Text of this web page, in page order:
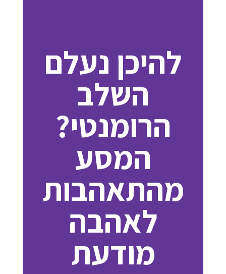
להיכן נעלם
השלב
הרומנטי?
המסע
מהתאהבות
לאהבה
מודעת